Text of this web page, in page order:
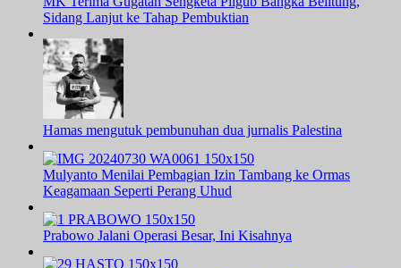
Sidang Lanjut ke Tahap Pembuktian
Hamas mengutuk pembunuhan dua jurnalis Palestina
Mulyanto Menilai Pembagian Izin Tambang ke Ormas
Keagamaan Seperti Perang Uhud
Prabowo Jalani Operasi Besar, Ini Kisahnya